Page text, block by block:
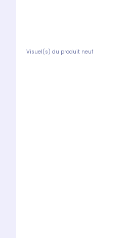
Visuel(s) du produit neuf